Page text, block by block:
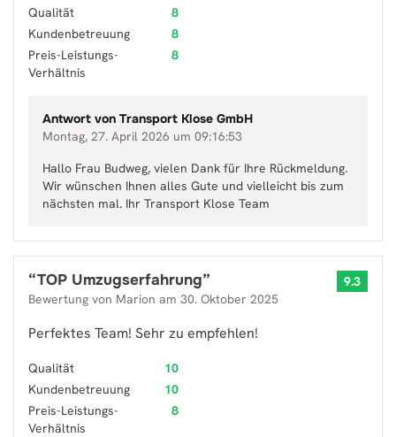
Qualität
8
Kundenbetreuung
8
Preis-Leistungs-
Verhältnis
8
Antwort von Transport Klose GmbH
Montag, 27. April 2026 um 09:16:53
Hallo Frau Budweg, vielen Dank für Ihre Rückmeldung.
Wir wünschen Ihnen alles Gute und vielleicht bis zum
nächsten mal. Ihr Transport Klose Team
“TOP Umzugserfahrung”
Bewertung von Marion am 30. Oktober 2025
9.3
Perfektes Team! Sehr zu empfehlen!
Qualität
10
Kundenbetreuung
10
Preis-Leistungs-
Verhältnis
8